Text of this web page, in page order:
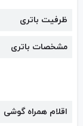
ظرفیت باتری
مشخصات باتری
اقلام همراه گوشی